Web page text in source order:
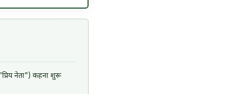
नेता") कहना शुरू